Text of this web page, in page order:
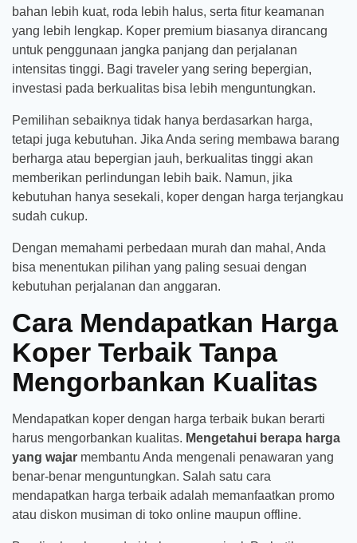
bahan lebih kuat, roda lebih halus, serta fitur keamanan
yang lebih lengkap. Koper premium biasanya dirancang
untuk penggunaan jangka panjang dan perjalanan
intensitas tinggi. Bagi traveler yang sering bepergian,
investasi pada berkualitas bisa lebih menguntungkan.
Pemilihan sebaiknya tidak hanya berdasarkan harga,
tetapi juga kebutuhan. Jika Anda sering membawa barang
berharga atau bepergian jauh, berkualitas tinggi akan
memberikan perlindungan lebih baik. Namun, jika
kebutuhan hanya sesekali, koper dengan harga terjangkau
sudah cukup.
Dengan memahami perbedaan murah dan mahal, Anda
bisa menentukan pilihan yang paling sesuai dengan
kebutuhan perjalanan dan anggaran.
Cara Mendapatkan Harga
Koper Terbaik Tanpa
Mengorbankan Kualitas
Mendapatkan koper dengan harga terbaik bukan berarti
harus mengorbankan kualitas. Mengetahui berapa harga
yang wajar membantu Anda mengenali penawaran yang
benar-benar menguntungkan. Salah satu cara
mendapatkan harga terbaik adalah memanfaatkan promo
atau diskon musiman di toko online maupun offline.